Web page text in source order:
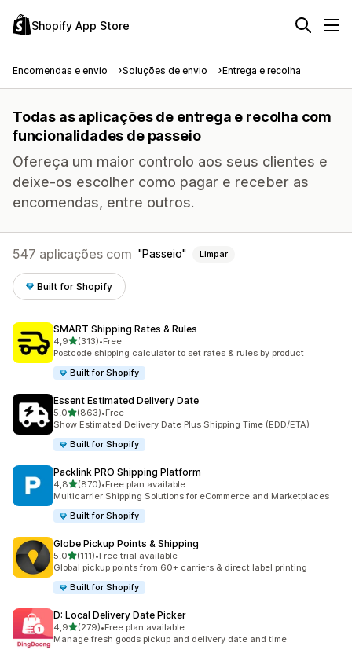
Shopify App Store
Encomendas e envio Soluções de envio Entrega e recolha
Todas as aplicações de entrega e recolha com
funcionalidades de passeio
Ofereça um maior controlo aos seus clientes e
deixe-os escolher como pagar e receber as
encomendas, entre outros.
547 aplicações com Passeio Limpar
Built for Shopify
SMART Shipping Rates & Rules
4,9de 5 estrelas
(313)
313 total de avaliações
•Free
Postcode shipping calculator to set rates & rules by product
Built for Shopify
Essent Estimated Delivery Date
5,0de 5 estrelas
(863)
863 total de avaliações
•Free
Show Estimated Delivery Date Plus Shipping Time (EDD/ETA)
Built for Shopify
Packlink PRO Shipping Platform
4,8de 5 estrelas
(870)
870 total de avaliações
•Free plan available
Multicarrier Shipping Solutions for eCommerce and Marketplaces
Built for Shopify
Globe Pickup Points & Shipping
5,0de 5 estrelas
(111)
111 total de avaliações
•Free trial available
Global pickup points from 60+ carriers & direct label printing
Built for Shopify
D: Local Delivery Date Picker
4,9de 5 estrelas
(279)
279 total de avaliações
•Free plan available
Manage fresh goods pickup and delivery date and time